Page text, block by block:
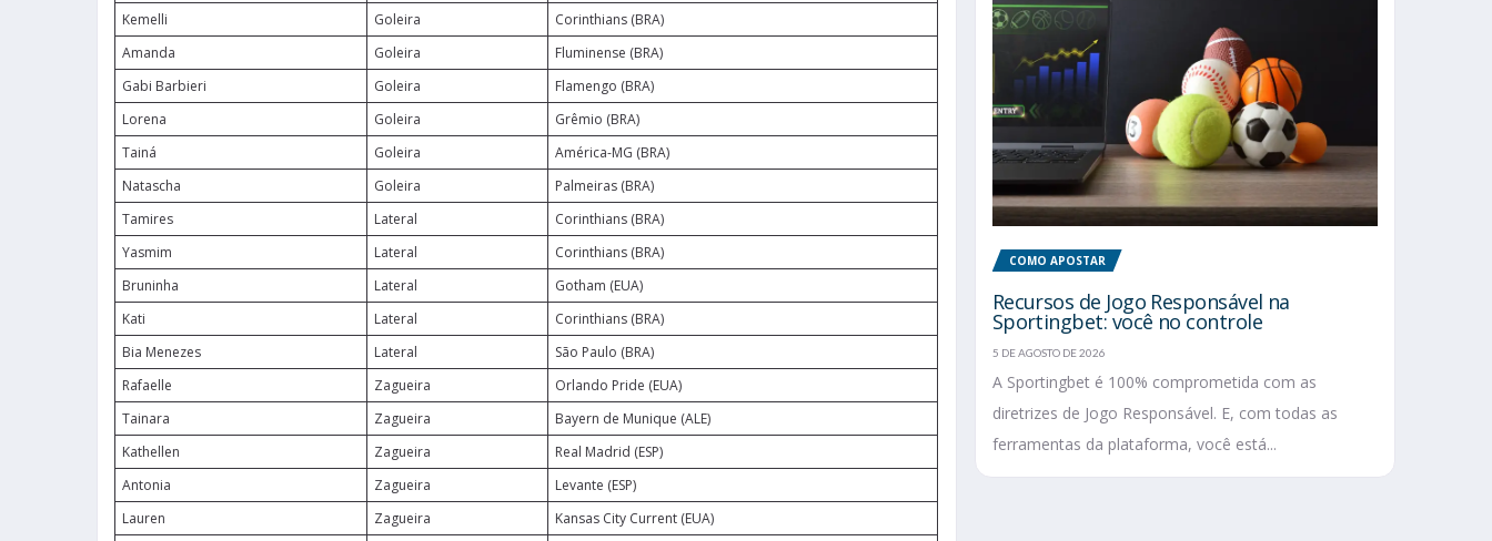
Kemelli
Goleira
Corinthians (BRA)
Amanda
Goleira
Fluminense (BRA)
Gabi Barbieri
Goleira
Flamengo (BRA)
Lorena
Goleira
Grêmio (BRA)
Tainá
Goleira
América-MG (BRA)
Natascha
Goleira
Palmeiras (BRA)
Tamires
Lateral
Corinthians (BRA)
Yasmim
Lateral
Corinthians (BRA)
Bruninha
Lateral
Gotham (EUA)
Kati
Lateral
Corinthians (BRA)
Bia Menezes
Lateral
São Paulo (BRA)
Rafaelle
Zagueira
Orlando Pride (EUA)
Tainara
Zagueira
Bayern de Munique (ALE)
Kathellen
Zagueira
Real Madrid (ESP)
Antonia
Zagueira
Levante (ESP)
Lauren
Zagueira
Kansas City Current (EUA)
COMO APOSTAR
Recursos de Jogo Responsável na
Sportingbet: você no controle
5 DE AGOSTO DE 2026
A Sportingbet é 100% comprometida com as
diretrizes de Jogo Responsável. E, com todas as
ferramentas da plataforma, você está...